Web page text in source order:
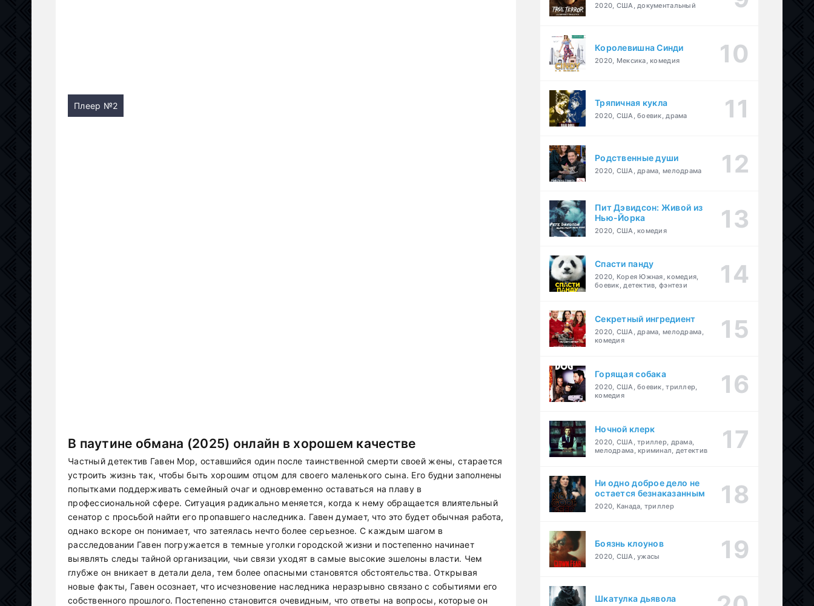
Плеер №2
В паутине обмана (2025) онлайн в хорошем качестве
Частный детектив Гавен Мор, оставшийся один после таинственной смерти своей жены, старается
устроить жизнь так, чтобы быть хорошим отцом для своего маленького сына. Его будни заполнены
попытками поддерживать семейный очаг и одновременно оставаться на плаву в
профессиональной сфере. Ситуация радикально меняется, когда к нему обращается влиятельный
сенатор с просьбой найти его пропавшего наследника. Гавен думает, что это будет обычная работа,
однако вскоре он понимает, что затеялась нечто более серьезное. С каждым шагом в
расследовании Гавен погружается в темные уголки городской жизни и постепенно начинает
выявлять следы тайной организации, чьи связи уходят в самые высокие эшелоны власти. Чем
глубже он вникает в детали дела, тем более опасными становятся обстоятельства. Открывая
новые факты, Гавен осознает, что исчезновение наследника неразрывно связано с событиями его
собственного прошлого. Постепенно становится очевидным, что ответы на вопросы, которые он
2020, США, документальный
Королевишна Синди
2020, Мексика, комедия
Тряпичная кукла
2020, США, боевик, драма
Родственные души
2020, США, драма, мелодрама
Пит Дэвидсон: Живой из
Нью-Йорка
2020, США, комедия
Спасти панду
2020, Корея Южная, комедия,
боевик, детектив, фэнтези
Секретный ингредиент
2020, США, драма, мелодрама,
комедия
Горящая собака
2020, США, боевик, триллер,
комедия
Ночной клерк
2020, США, триллер, драма,
мелодрама, криминал, детектив
Ни одно доброе дело не
остается безнаказанным
2020, Канада, триллер
Боязнь клоунов
2020, США, ужасы
Шкатулка дьявола